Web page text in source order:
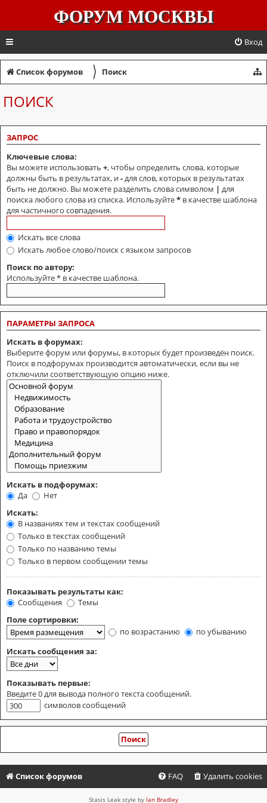
ФОРУМ МОСКВЫ
Вход
Список форумов 〉 Поиск
ПОИСК
ЗАПРОС
Ключевые слова:
Вы можете использовать +, чтобы определить слова, которые
должны быть в результатах, и- для слов, которых в результатах
быть не должно. Вы можете разделить слова символом | для
поиска любого слова из списка. Используйте* в качестве шаблона
для частичного совпадения.
Искать все слова
Искать любое слово/поиск с языком запросов
Поиск по автору:
Используйте * в качестве шаблона.
ПАРАМЕТРЫ ЗАПРОСА
Искать в форумах:
Выберите форум или форумы, в которых будет произведён поиск.
Поиск в подфорумах производится автоматически, если вы не
отключили соответствующую опцию ниже.
Искать в подфорумах:
Да
Нет
Искать:
В названиях тем и текстах сообщений
Только в текстах сообщений
Только по названию темы
Только в первом сообщении темы
Показывать результаты как:
Сообщения
Темы
Поле сортировки:
по возрастанию
по убыванию
Искать сообщения за:
Показывать первые:
Введите 0 для вывода полного текста сообщений.
символов сообщений
Список форумов Удалить cookies
FAQ
Stasis Leak style by Ian Bradley